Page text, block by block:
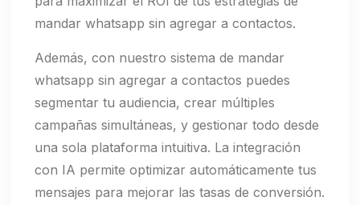
mandar whatsapp sin agregar a contactos.
Además, con nuestro sistema de mandar
whatsapp sin agregar a contactos puedes
segmentar tu audiencia, crear múltiples
campañas simultáneas, y gestionar todo desde
una sola plataforma intuitiva. La integración
con IA permite optimizar automáticamente tus
mensajes para mejorar las tasas de conversión.